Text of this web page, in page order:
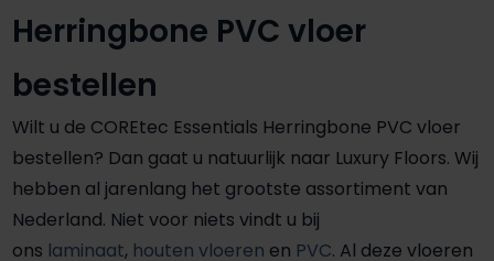
Herringbone PVC vloer
bestellen
Wilt u de COREtec Essentials Herringbone PVC vloer
bestellen? Dan gaat u natuurlijk naar Luxury Floors. Wij
hebben al jarenlang het grootste assortiment van
Nederland. Niet voor niets vindt u bij
ons laminaat, houten vloeren en PVC. Al deze vloeren